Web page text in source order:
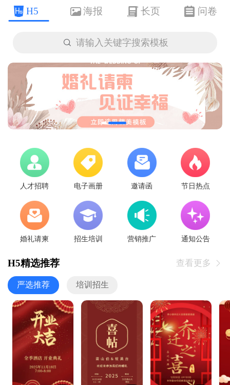
H5 海报 长页 问卷
 请输入关键字搜索模板
人才招聘 电子画册 邀请函 节日热点
婚礼请柬 招生培训 营销推广 通知公告
H5精选推荐 查看更多 
严选推荐 培训招生